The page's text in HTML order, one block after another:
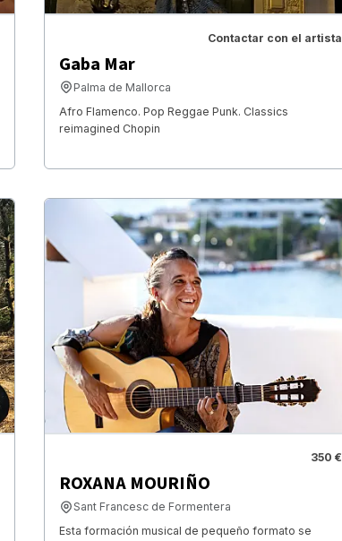
Contactar con el artista
Gaba Mar
Palma de Mallorca
Afro Flamenco. Pop Reggae Punk. Classics
reimagined Chopin
350 €
ROXANA MOURIÑO
Sant Francesc de Formentera
Esta formación musical de pequeño formato se